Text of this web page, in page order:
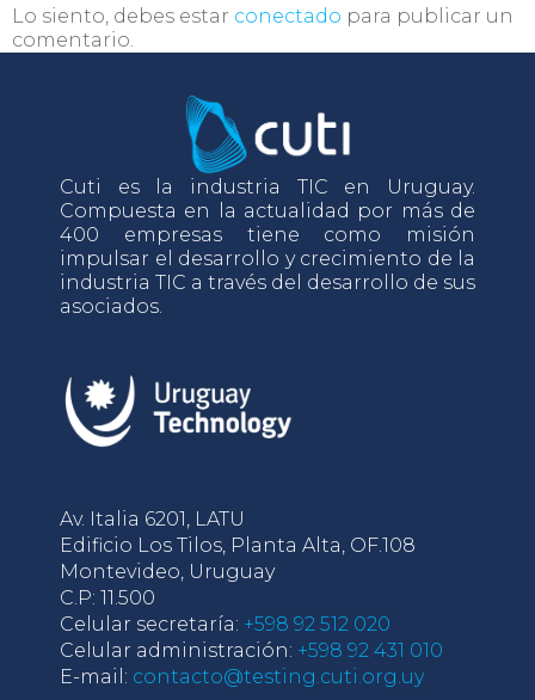
Lo siento, debes estar conectado para publicar un
comentario.
Cuti es la industria TIC en Uruguay.
Compuesta en la actualidad por más de
400 empresas tiene como misión
impulsar el desarrollo y crecimiento de la
industria TIC a través del desarrollo de sus
asociados.
Av. Italia 6201, LATU
Edificio Los Tilos, Planta Alta, OF.108
Montevideo, Uruguay
C.P: 11.500
Celular secretaría: +598 92 512 020
Celular administración: +598 92 431 010
E-mail: contacto@testing.cuti.org.uy